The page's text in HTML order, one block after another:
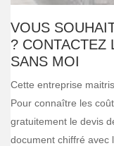
VOUS
? CONTACTEZ
SANS MOI
Cette entreprise
Pour connaître les
gratuitement le devis
document chiffré avec